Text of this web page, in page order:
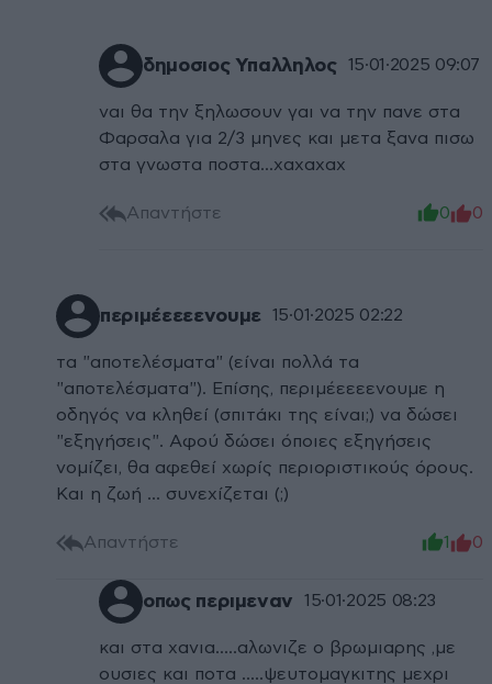
δημοσιος Υπαλληλος 15·01·2025 09:07
ναι θα την ξηλωσουν γαι να την πανε στα
Φαρσαλα για 2/3 μηνες και μετα ξανα πισω
στα γνωστα ποστα...χαχαχαχ
Απαντήστε 0 0
περιμέεεεενουμε 15·01·2025 02:22
τα "αποτελέσματα" (είναι πολλά τα
"αποτελέσματα"). Επίσης, περιμέεεεενουμε η
οδηγός να κληθεί (σπιτάκι της είναι;) να δώσει
"εξηγήσεις". Αφού δώσει όποιες εξηγήσεις
νομίζει, θα αφεθεί χωρίς περιοριστικούς όρους.
Και η ζωή ... συνεχίζεται (;)
Απαντήστε 1 0
οπως περιμεναν 15·01·2025 08:23
και στα χανια.....αλωνιζε ο βρωμιαρης ,με
ουσιες και ποτα .....ψευτομαγκιτης μεχρι